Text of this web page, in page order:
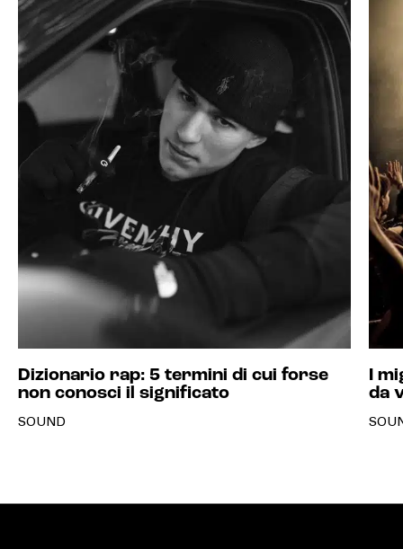
Dizionario rap: 5 termini di cui forse
non conosci il significato
SOUND
I
da